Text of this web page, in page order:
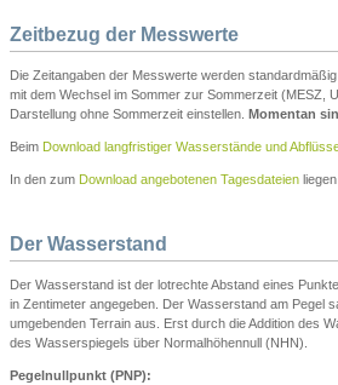
Zeitbezug der Messwerte
Die Zeitangaben der Messwerte werden
mit dem Wechsel im Sommer zur Sommerzeit (MESZ,
Darstellung ohne Sommerzeit einstellen. Momentan
Beim Download langfristiger Wasserstände und
In den zum Download angebotenen Tagesdateien
Der Wasserstand
Der Wasserstand ist der lotrechte Abstand eines
in Zentimeter angegeben. Der Wasserstand am Pegel
umgebenden Terrain aus. Erst durch die Addition des
des Wasserspiegels über Normalhöhennull (NHN).
Pegelnullpunkt (PNP):